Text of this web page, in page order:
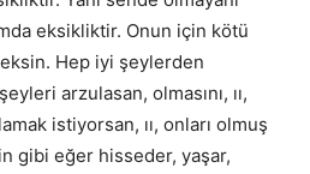
eksikliktir. Onun için kötü
Hep iyi şeylerden
arzulasan, olmasını, ıı,
istiyorsan, ıı, onları olmuş
gibi eğer hisseder, yaşar,